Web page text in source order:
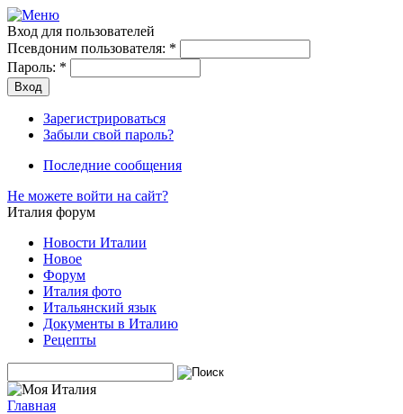
Вход для пользователей
Псевдоним пользователя: *
Пароль: *
Зарегистрироваться
Забыли свой пароль?
Последние сообщения
Не можете войти на сайт?
Италия форум
Новости Италии
Новое
Форум
Италия фото
Итальянский язык
Документы в Италию
Рецепты
Главная